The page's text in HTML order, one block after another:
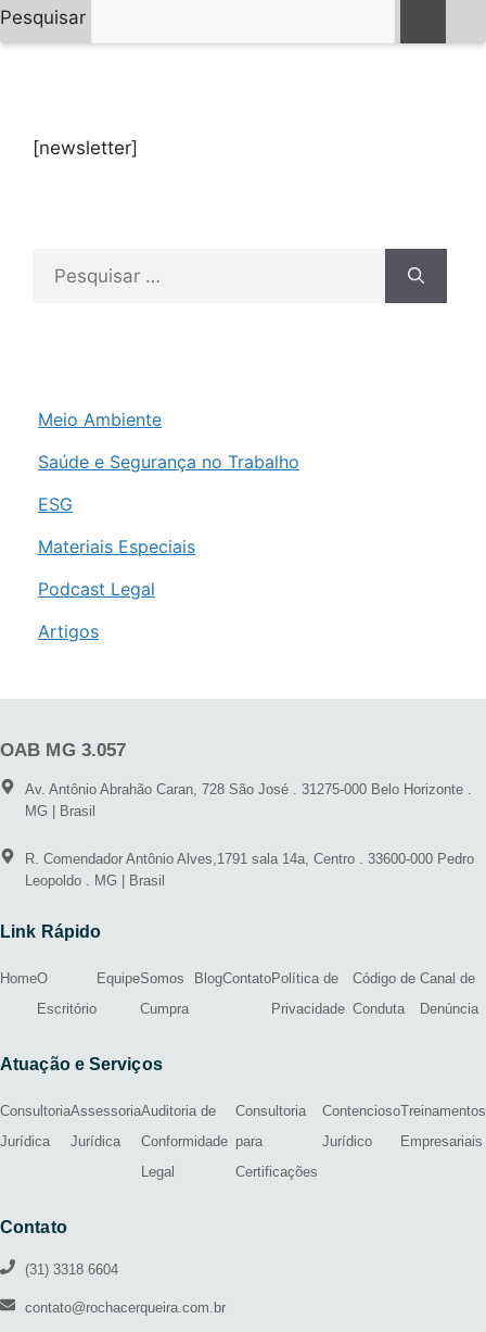
Pesquisar
[newsletter]
por:
Meio Ambiente
Saúde e Segurança no Trabalho
ESG
Materiais Especiais
Podcast Legal
Artigos
OAB MG 3.057
Av. Antônio Abrahão Caran, 728 São José . 31275-000 Belo Horizonte .
MG | Brasil
R. Comendador Antônio Alves,1791 sala 14a, Centro . 33600-000 Pedro
Leopoldo . MG | Brasil
Link Rápido
HomeO
Escritório
EquipeSomos
Cumpra
BlogContatoPolítica de
Privacidade
Código de
Conduta
Canal de
Denúncia
Atuação e Serviços
Consultoria
Jurídica
Assessoria
Jurídica
Auditoria de
Conformidade
Legal
Consultoria
para
Certificações
Contencioso
Jurídico
Treinamentos
Empresariais
Contato
(31) 3318 6604
contato@rochacerqueira.com.br